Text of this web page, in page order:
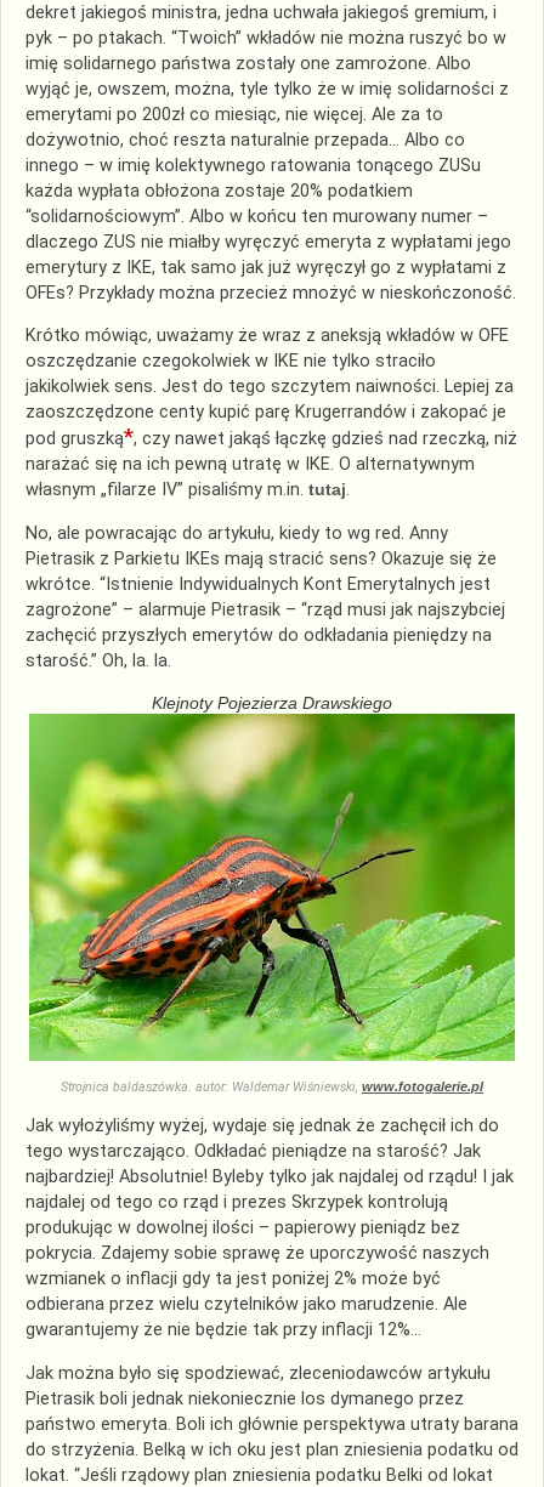
dekret jakiegoś ministra, jedna uchwała jakiegoś gremium, i
pyk – po ptakach. “Twoich” wkładów nie można ruszyć bo w
imię solidarnego państwa zostały one zamrożone. Albo
wyjąć je, owszem, można, tyle tylko że w imię solidarności z
emerytami po 200zł co miesiąc, nie więcej. Ale za to
dożywotnio, choć reszta naturalnie przepada… Albo co
innego – w imię kolektywnego ratowania tonącego ZUSu
każda wypłata obłożona zostaje 20% podatkiem
“solidarnościowym”. Albo w końcu ten murowany numer –
dlaczego ZUS nie miałby wyręczyć emeryta z wypłatami jego
emerytury z IKE, tak samo jak już wyręczył go z wypłatami z
OFEs? Przykłady można przecież mnożyć w nieskończoność.
Krótko mówiąc, uważamy że wraz z aneksją wkładów w OFE
oszczędzanie czegokolwiek w IKE nie tylko straciło
jakikolwiek sens. Jest do tego szczytem naiwności. Lepiej za
zaoszczędzone centy kupić parę Krugerrandów i zakopać je
pod gruszką*, czy nawet jakąś łączkę gdzieś nad rzeczką, niż
narażać się na ich pewną utratę w IKE. O alternatywnym
własnym „filarze IV” pisaliśmy m.in. tutaj.
No, ale powracając do artykułu, kiedy to wg red. Anny
Pietrasik z Parkietu IKEs mają stracić sens? Okazuje się że
wkrótce. “Istnienie Indywidualnych Kont Emerytalnych jest
zagrożone” – alarmuje Pietrasik – “rząd musi jak najszybciej
zachęcić przyszłych emerytów do odkładania pieniędzy na
starość.” Oh, la. la.
Klejnoty Pojezierza Drawskiego
Strojnica baldaszówka. autor: Waldemar Wiśniewski, www.fotogalerie.pl
Jak wyłożyliśmy wyżej, wydaje się jednak że zachęcił ich do
tego wystarczająco. Odkładać pieniądze na starość? Jak
najbardziej! Absolutnie! Byleby tylko jak najdalej od rządu! I jak
najdalej od tego co rząd i prezes Skrzypek kontrolują
produkując w dowolnej ilości – papierowy pieniądz bez
pokrycia. Zdajemy sobie sprawę że uporczywość naszych
wzmianek o inflacji gdy ta jest poniżej 2% może być
odbierana przez wielu czytelników jako marudzenie. Ale
gwarantujemy że nie będzie tak przy inflacji 12%…
Jak można było się spodziewać, zleceniodawców artykułu
Pietrasik boli jednak niekoniecznie los dymanego przez
państwo emeryta. Boli ich głównie perspektywa utraty barana
do strzyżenia. Belką w ich oku jest plan zniesienia podatku od
lokat. “Jeśli rządowy plan zniesienia podatku Belki od lokat